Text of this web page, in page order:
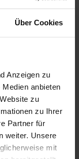
Über Cookies
Anzeigen zu
anbieten
zu
zu Ihrer
Partner für
weiter. Unsere
mit
0,00 EUR